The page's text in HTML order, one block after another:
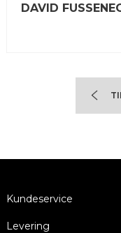
DAVID
Kundeservice
Levering